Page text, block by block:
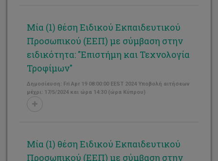
Μία (1) θέση Ειδικού Εκπαιδευτικού
Προσωπικού (ΕΕΠ) με σύμβαση στην
ειδικότητα: "Επιστήμη και Τεχνολογία
Τροφίμων"
Δημοσίευση: Fri Apr 19 08:00:00 EEST 2024 Υποβολή αιτήσεων
μέχρι: 17/5/2024 και ώρα 14:30 (ώρα Κύπρου)
Μία (1) θέση Ειδικού Εκπαιδευτικού
Προσωπικού (ΕΕΠ) με σύμβαση στην